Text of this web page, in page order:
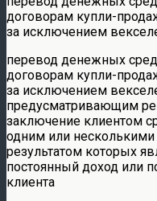
договорам купли-
за исключением
перевод денежных
договорам купли-
за исключением
предусматривающим
заключение клиентом
одним или несколькими
результатом которых
постоянный доход или
клиента